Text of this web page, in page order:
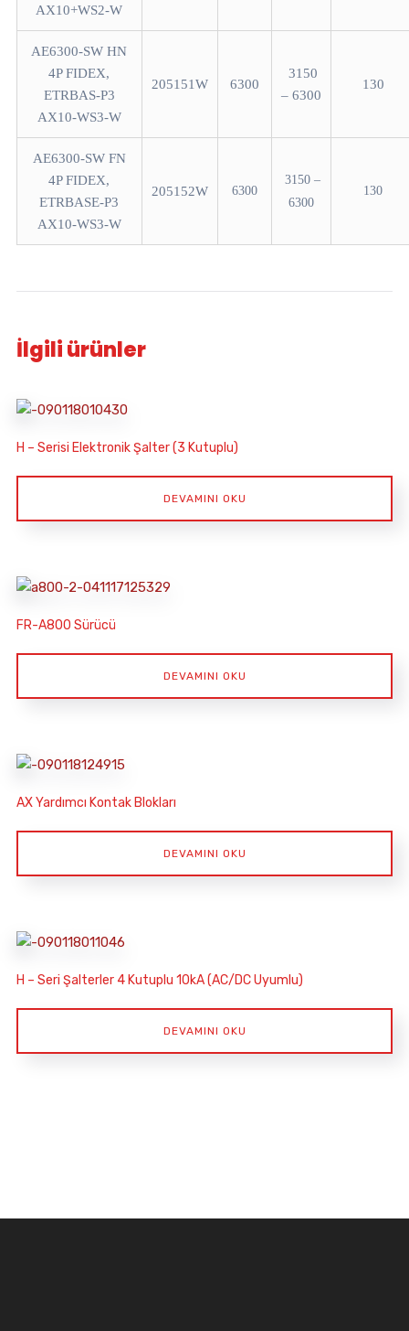
AX10+WS2-W
AE6300-SW HN
4P FIDEX,
ETRBAS-P3
AX10-WS3-W
205151W 6300
3150
– 6300
130
AE6300-SW FN
4P FIDEX,
ETRBASE-P3
AX10-WS3-W
205152W 6300
3150 –
6300
130
İlgili ürünler
H – Serisi Elektronik Şalter (3 Kutuplu)
DEVAMINI OKU
FR-A800 Sürücü
DEVAMINI OKU
AX Yardımcı Kontak Blokları
DEVAMINI OKU
H – Seri Şalterler 4 Kutuplu 10kA (AC/DC Uyumlu)
DEVAMINI OKU